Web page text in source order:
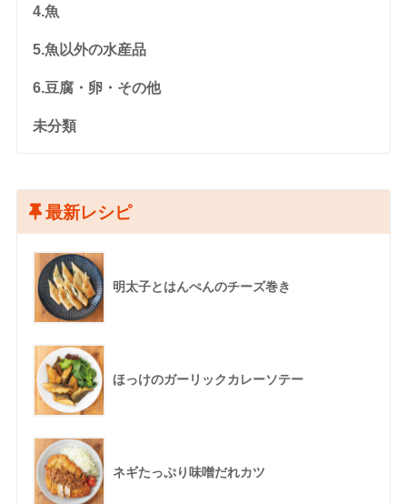
4.魚
5.魚以外の水産品
6.豆腐・卵・その他
未分類
最新レシピ
明太子とはんぺんのチーズ巻き
ほっけのガーリックカレーソテー
ネギたっぷり味噌だれカツ